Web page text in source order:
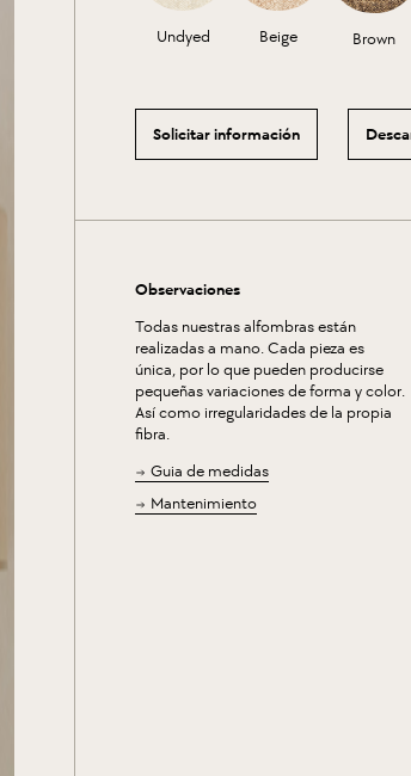
Undyed Beige Brown
Solicitar información
Observaciones
Todas nuestras alfombras están
realizadas a mano. Cada pieza es
única, por lo que pueden producirse
pequeñas variaciones de forma y color.
Así como irregularidades de la propia
fibra.
Guia de medidas
Mantenimiento